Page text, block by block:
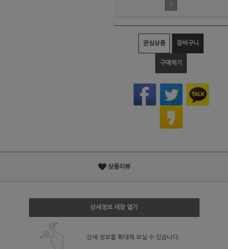
?
관심상품 장바구니
구매하기
상품리뷰
상세정보 새창 열기
상세 정보를 확대해 보실 수 있습니다.